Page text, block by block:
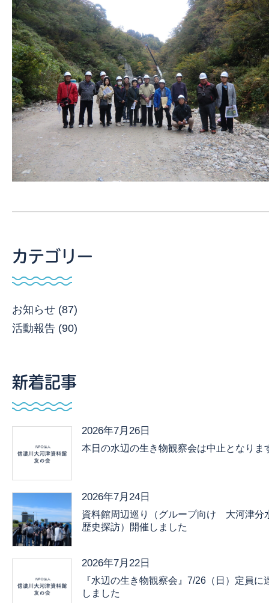
カテゴリー
お知らせ (87)
活動報告 (90)
新着記事
2026年7月26日
本日の水辺の生き物観察会は中止となりま
2026年7月24日
資料館周辺巡り（グループ向け 大河津分
歴史探訪）開催しました
2026年7月22日
『水辺の生き物観察会』7/26（日）定員に
しました